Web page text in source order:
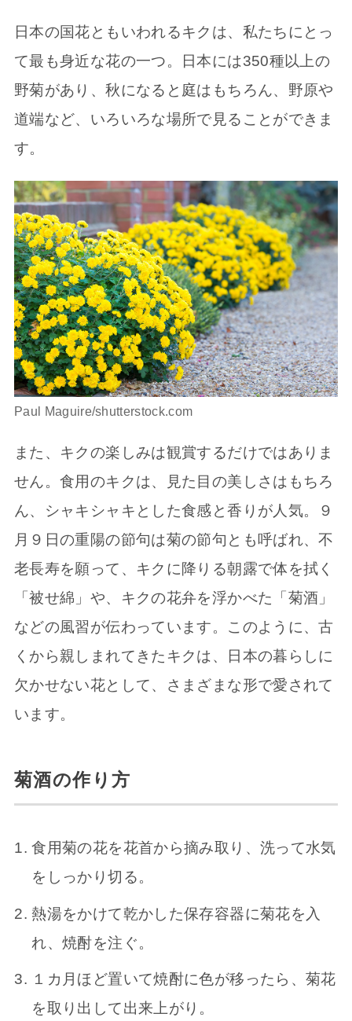
日本の国花ともいわれるキクは、私たちにとっ
て最も身近な花の一つ。日本には350種以上の
野菊があり、秋になると庭はもちろん、野原や
道端など、いろいろな場所で見ることができま
す。
Paul Maguire/shutterstock.com
また、キクの楽しみは観賞するだけではありま
せん。食用のキクは、見た目の美しさはもちろ
ん、シャキシャキとした食感と香りが人気。９
月９日の重陽の節句は菊の節句とも呼ばれ、不
老長寿を願って、キクに降りる朝露で体を拭く
「被せ綿」や、キクの花弁を浮かべた「菊酒」
などの風習が伝わっています。このように、古
くから親しまれてきたキクは、日本の暮らしに
欠かせない花として、さまざまな形で愛されて
います。
菊酒の作り方
食用菊の花を花首から摘み取り、洗って水気
をしっかり切る。
熱湯をかけて乾かした保存容器に菊花を入
れ、焼酎を注ぐ。
１カ月ほど置いて焼酎に色が移ったら、菊花
を取り出して出来上がり。